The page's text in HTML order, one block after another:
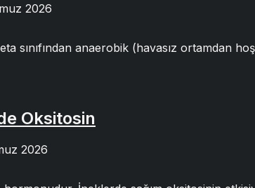
2026
sınıfından anaerobik (havasız ortamdan
Oksitosin
2026